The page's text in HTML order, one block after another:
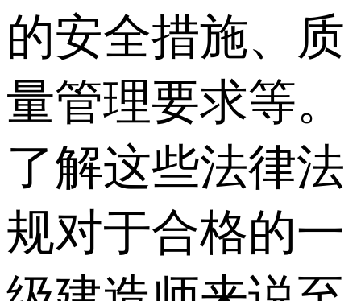
的安全措施、质
量管理要求等。
了解这些法律法
规对于合格的一